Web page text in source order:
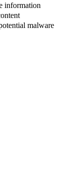
information
malware